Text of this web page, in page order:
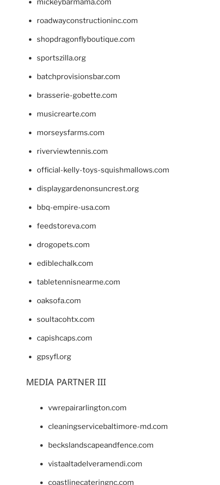
mickeybarmama.com
roadwayconstructioninc.com
shopdragonflyboutique.com
sportszilla.org
batchprovisionsbar.com
brasserie-gobette.com
musicrearte.com
morseysfarms.com
riverviewtennis.com
official-kelly-toys-squishmallows.com
displaygardenonsuncrest.org
bbq-empire-usa.com
feedstoreva.com
drogopets.com
ediblechalk.com
tabletennisnearme.com
oaksofa.com
soultacohtx.com
capishcaps.com
gpsyfl.org
MEDIA PARTNER III
vwrepairarlington.com
cleaningservicebaltimore-md.com
beckslandscapeandfence.com
vistaaltadelveramendi.com
coastlinecateringnc.com